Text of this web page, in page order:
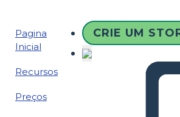
Pagina
Inicial
Recursos
Preços
CRIE UM